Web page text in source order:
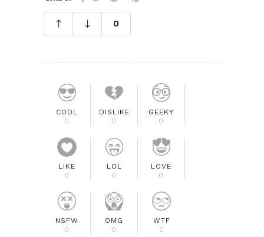
0
COOL
0
DISLIKE
0
GEEKY
0
LIKE
0
LOL
0
LOVE
0
NSFW
0
OMG
0
WTF
0